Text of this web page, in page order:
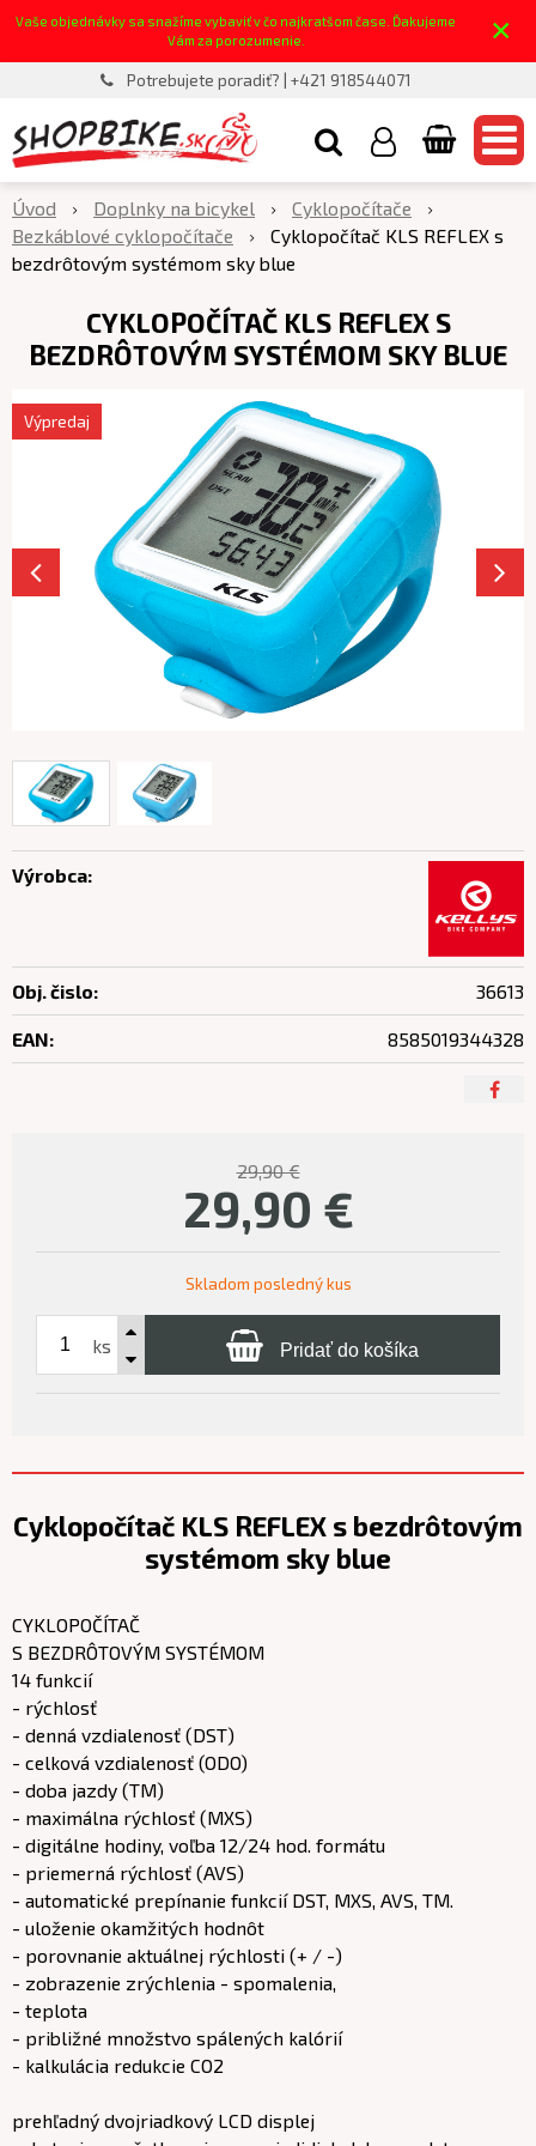
Vaše objednávky sa snažíme vybaviť v čo najkratšom čase. Ďakujeme
Vám za porozumenie.
×
Potrebujete poradiť? | +421 918544071
Úvod Doplnky na bicykel
Cyklopočítače
Bezkáblové cyklopočítače
Cyklopočítač KLS REFLEX s
bezdrôtovým systémom sky blue
CYKLOPOČÍTAČ KLS REFLEX S
BEZDRÔTOVÝM SYSTÉMOM SKY BLUE
Výpredaj
29,90 €
29,90 €
Skladom posledný kus
ks Pridať do košíka
Výrobca:
Obj. čislo: 36613
EAN: 8585019344328
Cyklopočítač KLS REFLEX s bezdrôtovým
systémom sky blue
CYKLOPOČÍTAČ
S BEZDRÔTOVÝM SYSTÉMOM
14 funkcií
- rýchlosť
- denná vzdialenosť (DST)
- celková vzdialenosť (ODO)
- doba jazdy (TM)
- maximálna rýchlosť (MXS)
- digitálne hodiny, voľba 12/24 hod. formátu
- priemerná rýchlosť (AVS)
- automatické prepínanie funkcií DST, MXS, AVS, TM.
- uloženie okamžitých hodnôt
- porovnanie aktuálnej rýchlosti (+ / -)
- zobrazenie zrýchlenia - spomalenia,
- teplota
- približné množstvo spálených kalórií
- kalkulácia redukcie CO2
prehľadný dvojriadkový LCD displej